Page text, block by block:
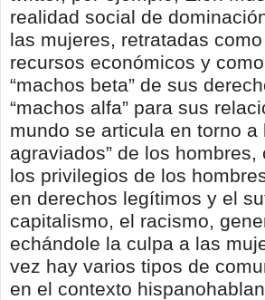
realidad social de
las mujeres, retratadas
recursos económicos y
“machos beta” de sus
“machos alfa” para sus
mundo se articula en torno a
agraviados” de los
los privilegios de los
en derechos legítimos y el
capitalismo, el racismo,
echándole la culpa a las
vez hay varios tipos de
en el contexto